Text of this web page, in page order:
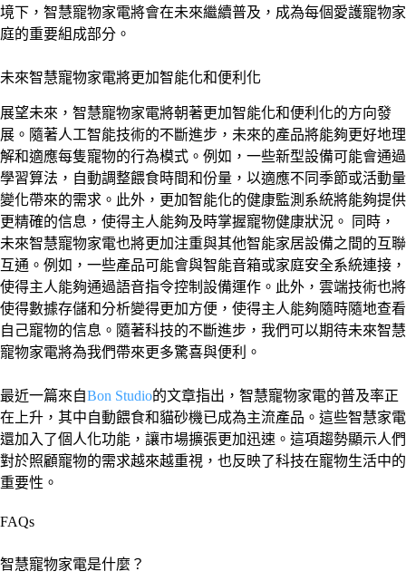
境下，智慧寵物家電將會在未來繼續普及，成為每個愛護寵物家
庭的重要組成部分。
未來智慧寵物家電將更加智能化和便利化
展望未來，智慧寵物家電將朝著更加智能化和便利化的方向發
展。隨著人工智能技術的不斷進步，未來的產品將能夠更好地理
解和適應每隻寵物的行為模式。例如，一些新型設備可能會通過
學習算法，自動調整餵食時間和份量，以適應不同季節或活動量
變化帶來的需求。此外，更加智能化的健康監測系統將能夠提供
更精確的信息，使得主人能夠及時掌握寵物健康狀況。 同時，
未來智慧寵物家電也將更加注重與其他智能家居設備之間的互聯
互通。例如，一些產品可能會與智能音箱或家庭安全系統連接，
使得主人能夠通過語音指令控制設備運作。此外，雲端技術也將
使得數據存儲和分析變得更加方便，使得主人能夠隨時隨地查看
自己寵物的信息。隨著科技的不斷進步，我們可以期待未來智慧
寵物家電將為我們帶來更多驚喜與便利。
最近一篇來自Bon Studio的文章指出，智慧寵物家電的普及率正
在上升，其中自動餵食和貓砂機已成為主流產品。這些智慧家電
還加入了個人化功能，讓市場擴張更加迅速。這項趨勢顯示人們
對於照顧寵物的需求越來越重視，也反映了科技在寵物生活中的
重要性。
FAQs
智慧寵物家電是什麼？